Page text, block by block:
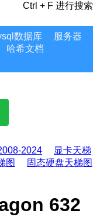
Ctrl + F 进行搜索
数据库
服务器
哈希文档
2024
显卡天梯
图
固态硬盘天梯图
632